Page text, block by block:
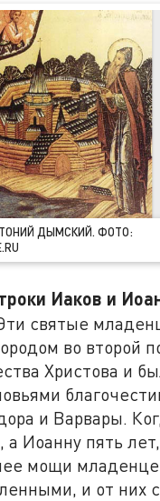
ДЫМСКИЙ. ФОТО:
Иаков и
святые
во второй
Христова и
и Варвары.
а Иоанну пять
мощи
и от них